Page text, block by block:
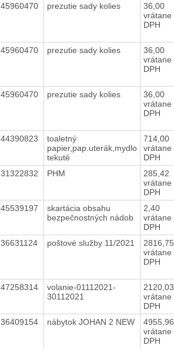
45960470 prezutie sady kolies
36,00
vrátane
DPH
45960470 prezutie sady kolies
36,00
vrátane
DPH
45960470 prezutie sady kolies
36,00
vrátane
DPH
44390823
toaletný
papier,pap.uterák,mydlo
tekuté
714,00
vrátane
DPH
31322832 PHM
285,42
vrátane
DPH
45539197
skartácia obsahu
bezpečnostných nádob
2,40
vrátane
DPH
36631124 poštové služby 11/2021
2816,75
vrátane
DPH
47258314
volanie-01112021-
30112021
2120,03
vrátane
DPH
36409154 nábytok JOHAN 2 NEW
4955,96
vrátane
DPH